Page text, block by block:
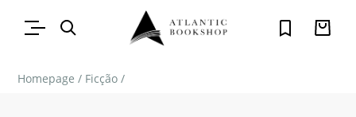
Homepage / Ficção /